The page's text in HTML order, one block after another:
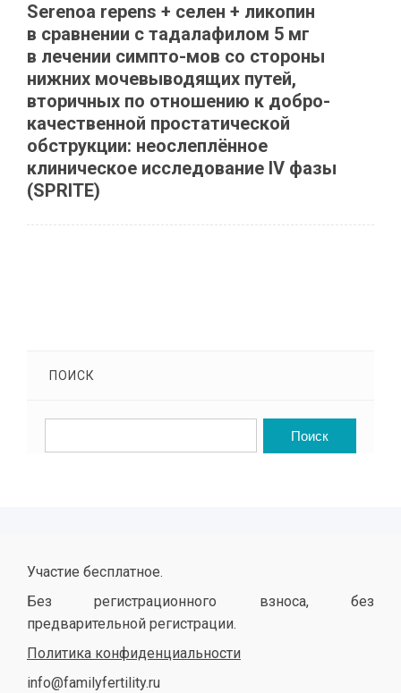
Serenoa repens + селен + ликопин
в сравнении с тадалафилом 5 мг
в лечении симпто-мов со стороны
нижних мочевыводящих путей,
вторичных по отношению к добро-
качественной простатической
обструкции: неослеплённое
клиническое исследование IV фазы
(SPRITE)
ПОИСК
Участие бесплатное.
Без регистрационного взноса, без
предварительной регистрации.
Политика конфиденциальности
info@familyfertility.ru